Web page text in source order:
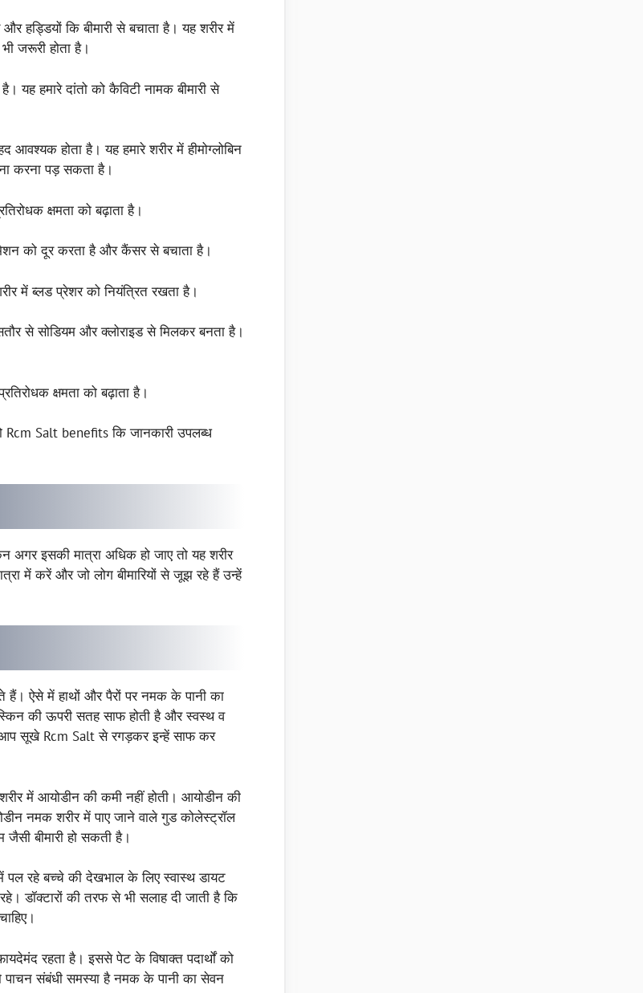
हड्डियों कि बीमारी से बचाता है। यह शरीर में
जरूरी होता है।
यह हमारे दांतो को कैविटी नामक बीमारी से
होता है। यह हमारे शरीर में हीमोग्लोबिन
करना पड़ सकता है।
क्षमता को बढ़ाता है।
को दूर करता है और कैंसर से बचाता है।
में ब्लड प्रेशर को नियंत्रित रखता है।
से सोडियम और क्लोराइड से मिलकर बनता है।
क्षमता को बढ़ाता है।
Rcm Salt benefits कि जानकारी उपलब्ध
अगर इसकी मात्रा अधिक हो जाए तो यह शरीर
में करें और जो लोग बीमारियों से जूझ रहे हैं उन्हें
हैं। ऐसे में हाथों और पैरों पर नमक के पानी का
की ऊपरी सतह साफ होती है और स्वस्थ व
आप सूखे Rcm Salt से रगड़कर इन्हें साफ कर
में आयोडीन की कमी नहीं होती। आयोडीन की
नमक शरीर में पाए जाने वाले गुड कोलेस्ट्रॉल
बीमारी हो सकती है।
रहे बच्चे की देखभाल के लिए स्वास्थ डायट
डॉक्टारों की तरफ से भी सलाह दी जाती है कि
रहता है। इससे पेट के विषाक्त पदार्थों को
संबंधी समस्या है नमक के पानी का सेवन